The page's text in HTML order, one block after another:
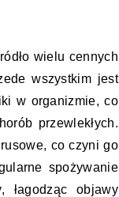
wielu cennych
wszystkim jest
w organizmie, co
przewlekłych.
co czyni go
spożywanie
łagodząc objawy